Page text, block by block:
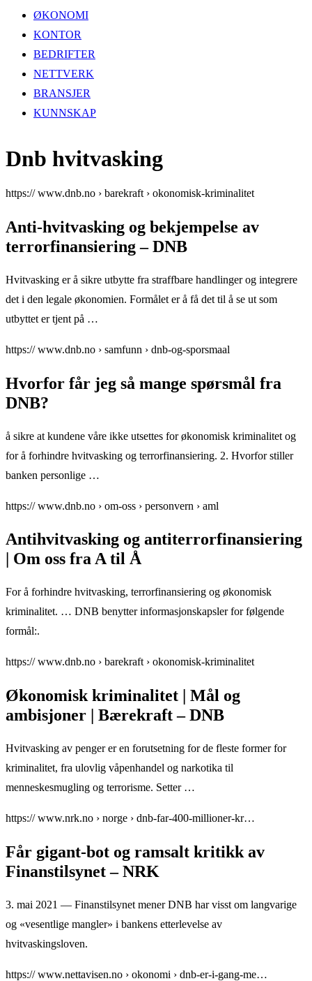
ØKONOMI
KONTOR
BEDRIFTER
NETTVERK
BRANSJER
KUNNSKAP
Dnb hvitvasking
https:// www.dnb.no › barekraft › okonomisk-kriminalitet
Anti-hvitvasking og bekjempelse av
terrorfinansiering – DNB
Hvitvasking er å sikre utbytte fra straffbare handlinger og integrere
det i den legale økonomien. Formålet er å få det til å se ut som
utbyttet er tjent på …
https:// www.dnb.no › samfunn › dnb-og-sporsmaal
Hvorfor får jeg så mange spørsmål fra
DNB?
å sikre at kundene våre ikke utsettes for økonomisk kriminalitet og
for å forhindre hvitvasking og terrorfinansiering. 2. Hvorfor stiller
banken personlige …
https:// www.dnb.no › om-oss › personvern › aml
Antihvitvasking og antiterrorfinansiering
| Om oss fra A til Å
For å forhindre hvitvasking, terrorfinansiering og økonomisk
kriminalitet. … DNB benytter informasjonskapsler for følgende
formål:.
https:// www.dnb.no › barekraft › okonomisk-kriminalitet
Økonomisk kriminalitet | Mål og
ambisjoner | Bærekraft – DNB
Hvitvasking av penger er en forutsetning for de fleste former for
kriminalitet, fra ulovlig våpenhandel og narkotika til
menneskesmugling og terrorisme. Setter …
https:// www.nrk.no › norge › dnb-far-400-millioner-kr…
Får gigant-bot og ramsalt kritikk av
Finanstilsynet – NRK
3. mai 2021 — Finanstilsynet mener DNB har visst om langvarige
og «vesentlige mangler» i bankens etterlevelse av
hvitvaskingsloven.
https:// www.nettavisen.no › okonomi › dnb-er-i-gang-me…